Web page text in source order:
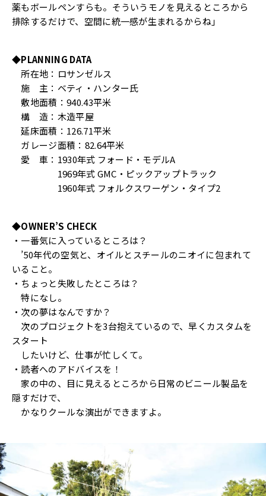
薬もボールペンすらも。そういうモノを見えるところから
排除するだけで、空間に統一感が生まれるからね」
◆PLANNING DATA
所在地：ロサンゼルス
施 主：ベティ・ハンター氏
敷地面積：940.43平米
構 造：木造平屋
延床面積：126.71平米
ガレージ面積：82.64平米
愛 車：1930年式 フォード・モデルA
1969年式 GMC・ピックアップトラック
1960年式 フォルクスワーゲン・タイプ2
◆OWNER’S CHECK
・一番気に入っているところは？
’50年代の空気と、オイルとスチールのニオイに包まれて
いること。
・ちょっと失敗したところは？
特になし。
・次の夢はなんですか？
次のプロジェクトを3台抱えているので、早くカスタムを
スタート
したいけど、仕事が忙しくて。
・読者へのアドバイスを！
家の中の、目に見えるところから日常のビニール製品を
隠すだけで、
かなりクールな演出ができますよ。